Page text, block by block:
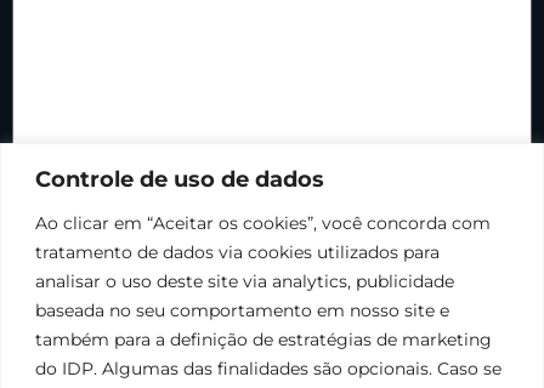
Controle de uso de dados
Ao clicar em “Aceitar os cookies”, você concorda com
tratamento de dados via cookies utilizados para
analisar o uso deste site via analytics, publicidade
baseada no seu comportamento em nosso site e
também para a definição de estratégias de marketing
do IDP. Algumas das finalidades são opcionais. Caso se
Nome*
E-mail*